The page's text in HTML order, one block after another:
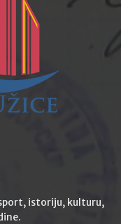
istoriju, kulturu,